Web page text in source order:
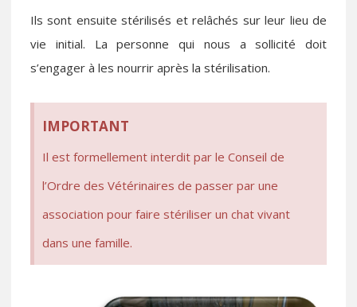
Ils sont ensuite stérilisés et relâchés sur leur lieu de
vie initial. La personne qui nous a sollicité doit
s’engager à les nourrir après la stérilisation.
IMPORTANT
Il est formellement interdit par le Conseil de
l’Ordre des Vétérinaires de passer par une
association pour faire stériliser un chat vivant
dans une famille.